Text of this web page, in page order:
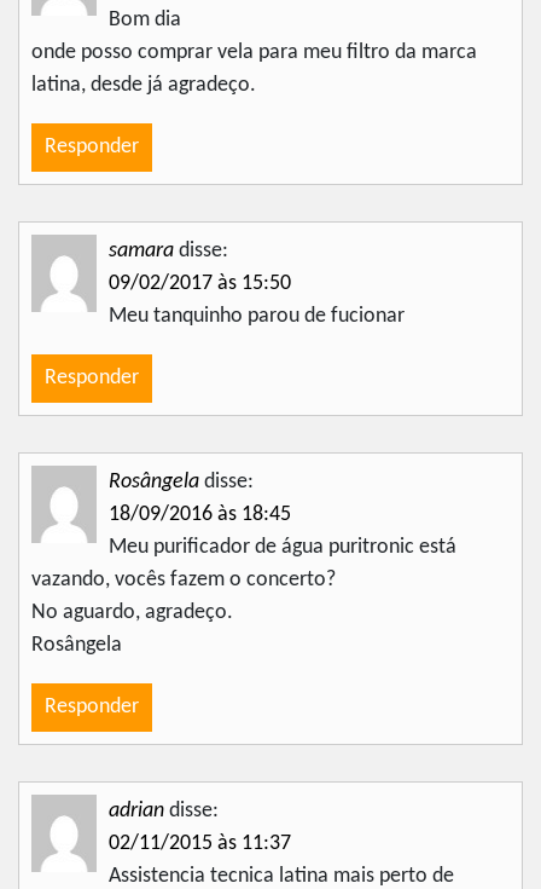
Bom dia
onde posso comprar vela para meu filtro da marca
latina, desde já agradeço.
Responder
samara disse:
09/02/2017 às 15:50
Meu tanquinho parou de fucionar
Responder
Rosângela disse:
18/09/2016 às 18:45
Meu purificador de água puritronic está
vazando, vocês fazem o concerto?
No aguardo, agradeço.
Rosângela
Responder
adrian disse:
02/11/2015 às 11:37
Assistencia tecnica latina mais perto de